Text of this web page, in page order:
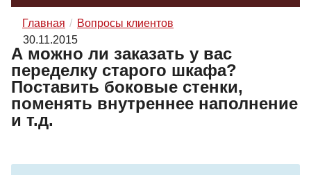
Главная
Вопросы клиентов
30.11.2015
А можно ли заказать у вас
переделку старого шкафа?
Поставить боковые стенки,
поменять внутреннее наполнение
и т.д.